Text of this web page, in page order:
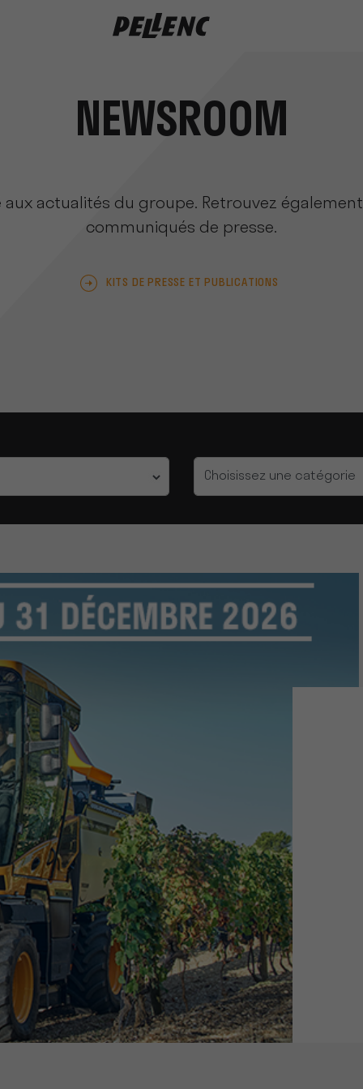
NEWSROOM
aux actualités du groupe. Retrouvez
communiqués de presse.
KITS DE PRESSE ET PUBLICATIONS